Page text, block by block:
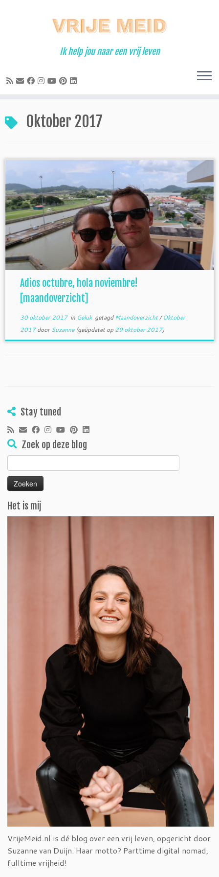
Ik help jou naar een vrij leven
Oktober 2017
Adios octubre, hola noviembre!
[maandoverzicht]
30 oktober 2017in Geluk getagdMaandoverzicht/Oktober
2017doorSuzanne(geüpdatet op 29 oktober 2017)
Stay tuned
Zoek op deze blog
Zoeken
naar:
Het is mij
VrijeMeid.nl is dé blog over een vrij leven, opgericht door
Suzanne van Duijn. Haar motto? Parttime digital nomad,
fulltime vrijheid!